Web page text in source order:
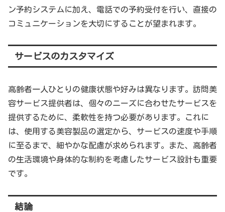
ン予約システムに加え、電話での予約受付を行い、直接の
コミュニケーションを大切にすることが望まれます。
サービスのカスタマイズ
高齢者一人ひとりの健康状態や好みは異なります。訪問美
容サービス提供者は、個々のニーズに合わせたサービスを
提供するために、柔軟性を持つ必要があります。これに
は、使用する美容製品の選定から、サービスの速度や手順
に至るまで、細やかな配慮が求められます。また、高齢者
の生活環境や身体的な制約を考慮したサービス設計も重要
です。
結論